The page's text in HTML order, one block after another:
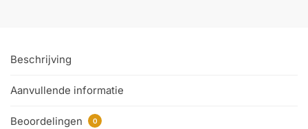
Beschrijving
Aanvullende informatie
Beoordelingen 0